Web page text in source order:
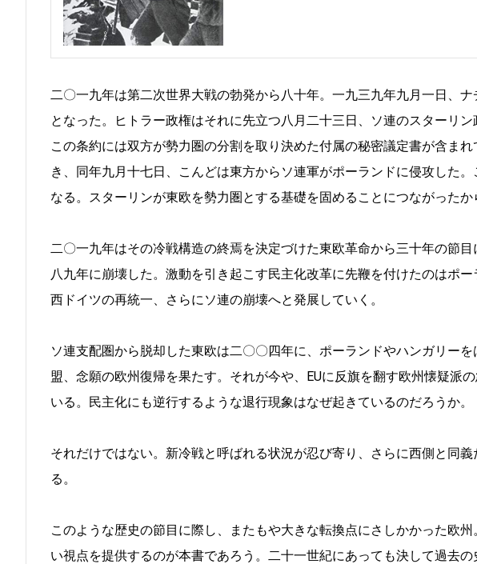
二〇一九年は第二次世界大戦の勃発から八十年。一九三九年九月一日、
となった。ヒトラー政権はそれに先立つ八月二十三日、ソ連のスターリ
この条約には双方が勢力圏の分割を取り決めた付属の秘密議定書が含ま
き、同年九月十七日、こんどは東方からソ連軍がポーランドに侵攻した
なる。スターリンが東欧を勢力圏とする基礎を固めることにつながったか
二〇一九年はその冷戦構造の終焉を決定づけた東欧革命から三十年の節
八九年に崩壊した。激動を引き起こす民主化改革に先鞭を付けたのはポ
西ドイツの再統一、さらにソ連の崩壊へと発展していく。
ソ連支配圏から脱却した東欧は二〇〇四年に、ポーランドやハンガリー
盟、念願の欧州復帰を果たす。それが今や、EUに反旗を翻す欧州懐疑派
いる。民主化にも逆行するような退行現象はなぜ起きているのだろうか。
それだけではない。新冷戦と呼ばれる状況が忍び寄り、さらに西側と同
る。
このような歴史の節目に際し、またもや大きな転換点にさしかかった欧
い視点を提供するのが本書であろう。二十一世紀にあっても決して過去